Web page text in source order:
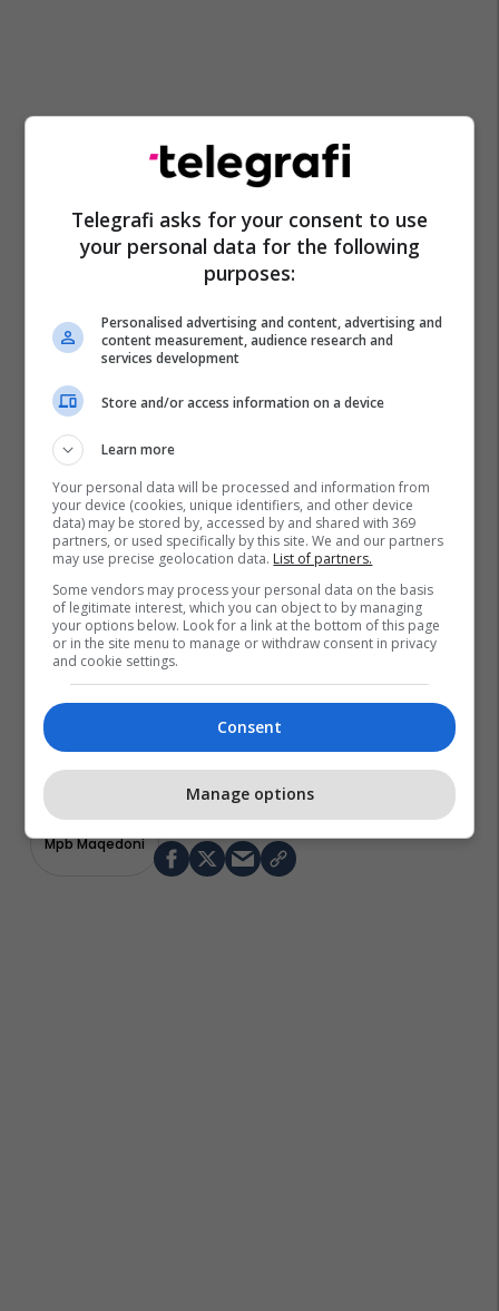
Mpb Maqedoni
Telegrafi asks for your consent to use
your personal data for the following
purposes:
Personalised advertising and content, advertising and
content measurement, audience research and
services development
Store and/or access information on a device
Learn more
Your personal data will be processed and information from
your device (cookies, unique identifiers, and other device
data) may be stored by, accessed by and shared with 369
partners, or used specifically by this site. We and our partners
may use precise geolocation data. List of partners.
Some vendors may process your personal data on the basis
of legitimate interest, which you can object to by managing
your options below. Look for a link at the bottom of this page
or in the site menu to manage or withdraw consent in privacy
and cookie settings.
Consent
Manage options